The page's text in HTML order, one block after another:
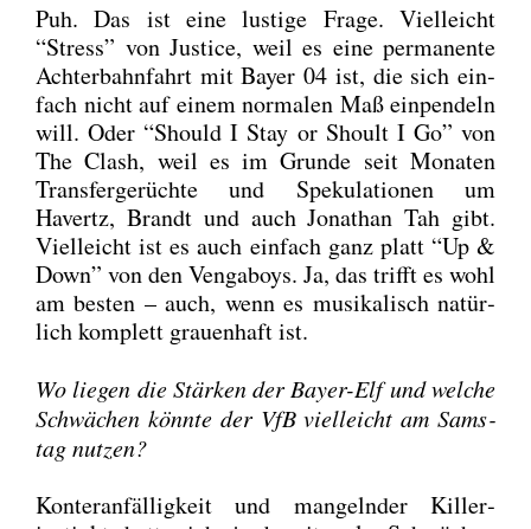
Puh. Das ist eine lus­ti­ge Fra­ge. Viel­leicht
“Stress” von Jus­ti­ce, weil es eine per­ma­nen­te
Ach­ter­bahn­fahrt mit Bay­er 04 ist, die sich ein­
fach nicht auf einem nor­ma­len Maß ein­pen­deln
will. Oder “Should I Stay or Shoult I Go” von
The Clash, weil es im Grun­de seit Mona­ten
Trans­fer­ge­rüch­te und Spe­ku­la­tio­nen um
Havertz, Brandt und auch Jona­than Tah gibt.
Viel­leicht ist es auch ein­fach ganz platt “Up &
Down” von den Ven­ga­boys. Ja, das trifft es wohl
am bes­ten – auch, wenn es musi­ka­lisch natür­
lich kom­plett grau­en­haft ist.
Wo lie­gen die Stär­ken der Bay­er-Elf und wel­che
Schwä­chen könn­te der VfB viel­leicht am Sams­
tag nut­zen?
Kon­ter­an­fäl­lig­keit und man­geln­der Kil­ler­